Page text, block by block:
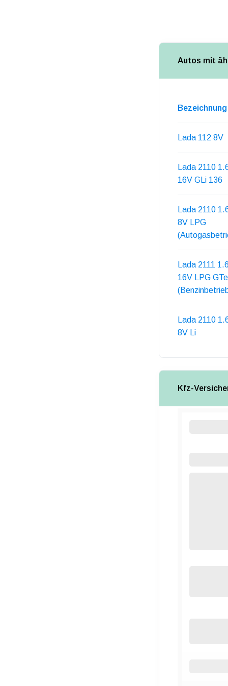
Autos mit
Bezeichnung
Lada 112 8V
Lada 2110
16V GLi 136
Lada 2110
8V LPG
Lada 2111
16V LPG GTe
Lada 2110
8V Li
Kfz-